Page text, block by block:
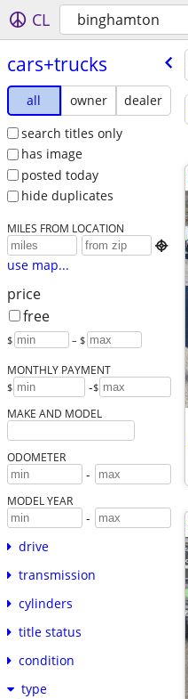
CL binghamton
cars+trucks
all owner
dealer
search titles only
has image
posted today
hide duplicates
MILES FROM LOCATION

use map...
price
free
$ – $
MONTHLY PAYMENT
$ -$
MAKE AND MODEL
ODOMETER
-
MODEL YEAR
-
drive
transmission
cylinders
title status
condition
type